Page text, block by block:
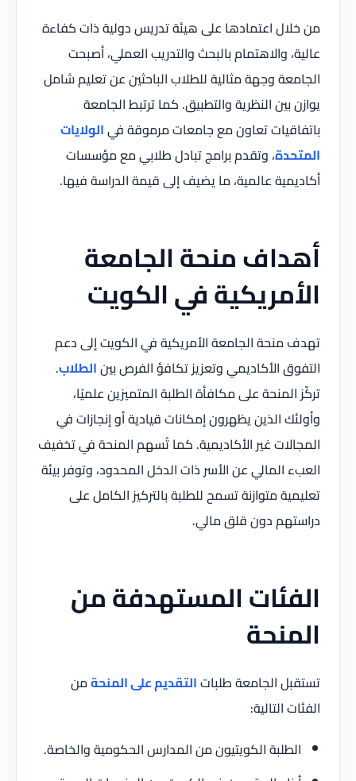
من خلال اعتمادها على هيئة تدريس دولية ذات كفاءة
عالية، والاهتمام بالبحث والتدريب العملي، أصبحت
الجامعة وجهة مثالية للطلاب الباحثين عن تعليم شامل
يوازن بين النظرية والتطبيق. كما ترتبط الجامعة
باتفاقيات تعاون مع جامعات مرموقة فيالولايات
المتحدة، وتقدم برامج تبادل طلابي مع مؤسسات
أكاديمية عالمية، ما يضيف إلى قيمة الدراسة فيها.
أهداف منحة الجامعة
الأمريكية في الكويت
تهدف منحة الجامعة الأمريكية في الكويت إلى دعم
التفوق الأكاديمي وتعزيز تكافؤ الفرص بينالطلاب.
تركّز المنحة على مكافأة الطلبة المتميزين علميًا،
وأولئك الذين يظهرون إمكانات قيادية أو إنجازات في
المجالات غير الأكاديمية. كما تُسهم المنحة في تخفيف
العبء المالي عن الأسر ذات الدخل المحدود، وتوفر بيئة
تعليمية متوازنة تسمح للطلبة بالتركيز الكامل على
دراستهم دون قلق مالي.
الفئات المستهدفة من
المنحة
تستقبل الجامعة طلباتالتقديم على المنحةمن
الفئات التالية:
الطلبة الكويتيون من المدارس الحكومية والخاصة.